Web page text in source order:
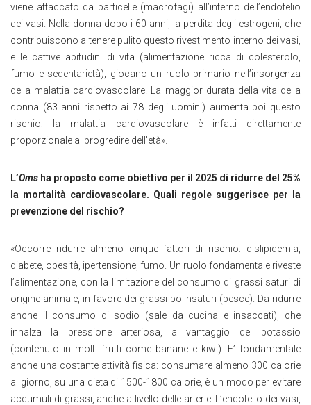
viene attaccato da particelle (macrofagi) all’interno dell’endotelio
dei vasi. Nella donna dopo i 60 anni, la perdita degli estrogeni, che
contribuiscono a tenere pulito questo rivestimento interno dei vasi,
e le cattive abitudini di vita (alimentazione ricca di colesterolo,
fumo e sedentarietà), giocano un ruolo primario nell’insorgenza
della malattia cardiovascolare. La maggior durata della vita della
donna (83 anni rispetto ai 78 degli uomini) aumenta poi questo
rischio: la malattia cardiovascolare è infatti direttamente
proporzionale al progredire dell’età».
L’Oms ha proposto come obiettivo per il 2025 di ridurre del 25%
la mortalità cardiovascolare. Quali regole suggerisce per la
prevenzione del rischio?
«Occorre ridurre almeno cinque fattori di rischio: dislipidemia,
diabete, obesità, ipertensione, fumo. Un ruolo fondamentale riveste
l’alimentazione, con la limitazione del consumo di grassi saturi di
origine animale, in favore dei grassi polinsaturi (pesce). Da ridurre
anche il consumo di sodio (sale da cucina e insaccati), che
innalza la pressione arteriosa, a vantaggio del potassio
(contenuto in molti frutti come banane e kiwi). E’ fondamentale
anche una costante attività fisica: consumare almeno 300 calorie
al giorno, su una dieta di 1500-1800 calorie, è un modo per evitare
accumuli di grassi, anche a livello delle arterie. L’endotelio dei vasi,